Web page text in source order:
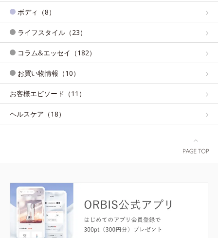
ボディ（8）
ライフスタイル（23）
コラム&エッセイ（182）
お買い物情報（10）
お客様エピソード（11）
ヘルスケア（18）